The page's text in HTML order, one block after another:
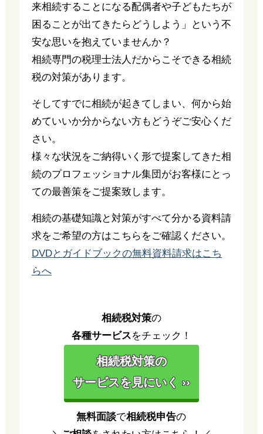
来相続することになる配偶者や子どもたちが
困ることが出てきたらどうしよう」という不
安な思いを抱えていませんか？
相続専門の税理士法人だからこそできる相続
税の対策があります。
そしてすでに相続が起きてしまい、何から始
めていいか分からない方もどうぞご安心くだ
さい。
様々な状況をご納得いく形で提案してきた相
続のプロフェッショナル集団がお客様にとっ
ての最善策をご提案致します。
相続の基礎知識と対策がすべて分かる資料請
求をご希望の方はこちらをご確認ください。
DVDとガイドブックの無料資料請求はこち
らへ
相続税対策の
各種サービスをチェック！
相続税対策の
サービスを見にいく ››
無料面談で相続税申告の